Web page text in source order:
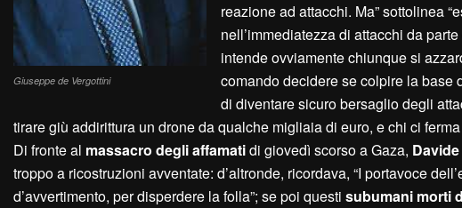
Giuseppe de Vergottini
reazione ad attacchi. Ma” sottolinea
nell’immediatezza di attacchi da
intende ovviamente chiunque si
comando decidere se colpire la base
di diventare sicuro bersaglio degli
tirare giù addirittura un drone da qualche migliaia di euro, e chi ci
Di fronte al massacro degli affamatidi giovedì scorso a Gaza,
troppo a ricostruzioni avventate: d’altronde, ricordava, “I portavoce
d’avvertimento, per disperdere la folla”; se poi questi subumani morti